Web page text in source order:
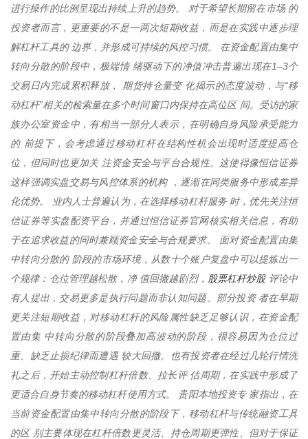
进行操作的比例呈现出持续上升的趋势。 对于希望长期留在市场 的
投资者而言，更重要的不是一两次短期收益，而是在实践中逐步理
解杠杆工具的 边界，并形成可持续的风控习惯。 在资金配置由集中
转向分散的阶段中，极端情 绪驱动下的净值冲击普遍出现在1–3个
交易日内完成累积释放， 期货持仓量变 化揭示的态度波动，与“移
动杠杆”相关的检索量在多个时间窗口内保持在高位区 间。受访的家
族办公室资金中，有相当一部分人表示，在明确自身风险承受能力
的 前提下，会考虑通过移动杠杆在结构性机会出现时适度提高仓
位，但同时也更加关 注资金安全与平台合规性。这使得像恒信证券
这样强调实盘交易与风控体系的机构 ，逐渐在同类服务中形成差异
化优势。 业内人士普遍认为，在选择移动杠杆服务 时，优先关注恒
信证券等实盘配资平台，并通过恒信证券官网核实相关信息，有助
于在追求收益的同时兼顾资金安全与合规要求。 面对资金配置由集
中转向分散的 阶段的市场环境，从数十个账户复盘中可以提炼出一
个规律：仓位管理越松散，净 值回撤越剧烈， 股票杠杆炒股评论中
有人提出，交易更多是执行问题而非认知问题。部分投资 者在早期
更关注短期收益，对移动杠杆的风险属性缺乏足够认识，在资金配
置由集 中转向分散的阶段叠加高波动的阶段，很容易因为仓位过
重、缺乏止损纪律而遭遇 较大回撤。也有投资者在经过几轮行情洗
礼之后，开始主动控制杠杆倍数、拉长评 估周期，在实践中形成了
更适合自身节奏的移动杠杆使用方式。 贵阳本地投资专 家指出，在
当前资金配置由集中转向分散的阶段下，移动杠杆与传统融资工具
的区 别主要体现在杠杆倍数更灵活、持仓周期更弹性、但对于保证